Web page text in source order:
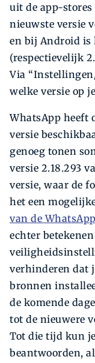
uit de app-
nieuwste versie
en bij Android is
(respectievelijk
Via
welke versie op
WhatsApp heeft
versie
genoeg tonen
versie 2.18.293
versie, waar de
het een
van de
echter
verhinderen dat
bronnen
de komende
tot de nieuwere
Tot die tijd kun
beantwoorden,